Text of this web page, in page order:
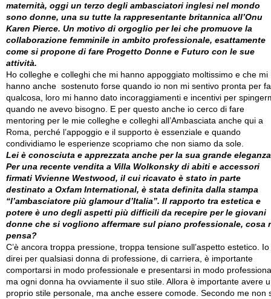
maternità, oggi un terzo degli ambasciatori inglesi nel mondo
sono donne, una su tutte la rappresentante britannica all’Onu
Karen Pierce. Un motivo di orgoglio per lei che promuove la
collaborazione femminile in ambito professionale, esattamente
come si propone di fare Progetto Donne e Futuro con le sue
attività.
Ho colleghe e colleghi che mi hanno appoggiato moltissimo e che mi
hanno anche sostenuto forse quando io non mi sentivo pronta per
qualcosa, loro mi hanno dato incoraggiamenti e incentivi per
quando ne avevo bisogno. E per questo anche io cerco di fare
mentoring per le mie colleghe e colleghi all’Ambasciata anche qui a
Roma, perché l’appoggio e il supporto è essenziale e quando
condividiamo le esperienze scopriamo che non siamo da sole.
Lei è conosciuta e apprezzata anche per la sua grande
Per una recente vendita a Villa Wolkonsky di abiti e accessori
firmati Vivienne Westwood, il cui ricavato è stato in parte
destinato a Oxfam International, è stata definita dalla stampa
“l’ambasciatore più glamour d’Italia”. Il rapporto tra estetica e
potere è uno degli aspetti più difficili da recepire per le giovani
donne che si vogliono affermare sul piano professionale, cosa
pensa?
C’è ancora troppa pressione, troppa tensione sull’aspetto estetico. Io
direi per qualsiasi donna di professione, di carriera, è importante
comportarsi in modo professionale e presentarsi in modo
ma ogni donna ha ovviamente il suo stile. Allora è importante avere
proprio stile personale, ma anche essere comode. Secondo me non